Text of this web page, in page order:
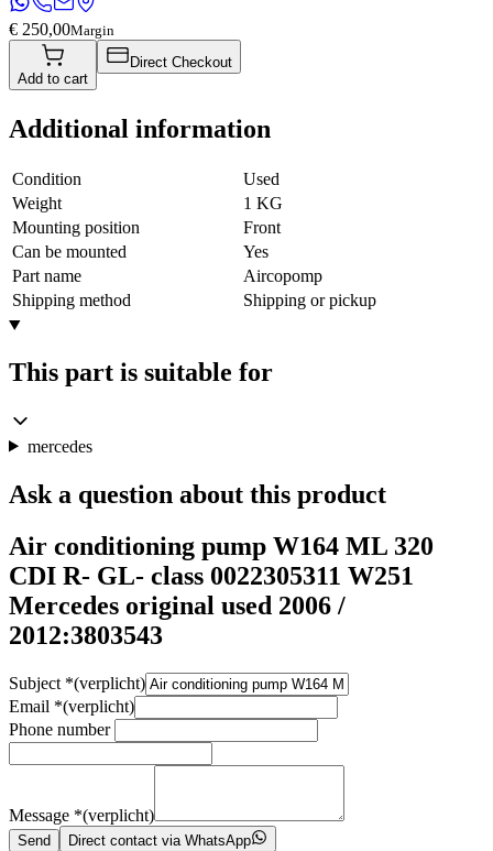
€ 250,00Margin
Add to cart
Direct Checkout
Additional information
Condition
Used
Weight
1 KG
Mounting position
Front
Can be mounted
Yes
Part name
Aircopomp
Shipping method
Shipping or pickup
This part is suitable for
mercedes
Ask a question about this product
Air conditioning pump W164 ML 320
CDI R- GL- class 0022305311 W251
Mercedes original used 2006 /
2012:3803543
Subject *(verplicht)
Email *(verplicht)
Phone number
Message *(verplicht)
Send Direct contact via WhatsApp